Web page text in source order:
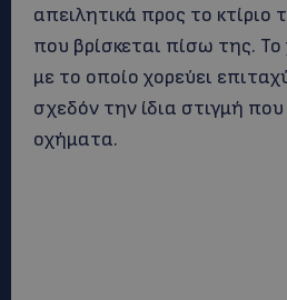
απειλητικά προς το κτίριο
που βρίσκεται πίσω της.
με το οποίο χορεύει
σχεδόν την ίδια στιγμή
οχήματα.